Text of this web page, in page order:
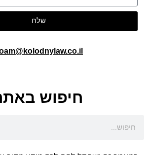
noam@kolodnylaw.co.il
חיפוש באתר